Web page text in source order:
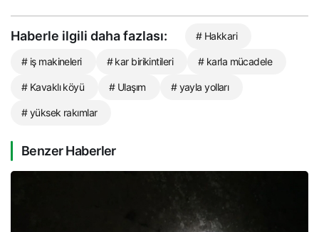
Haberle ilgili daha fazlası: # Hakkari
# iş makineleri # kar birikintileri # karla mücadele
# Kavaklı köyü # Ulaşım # yayla yolları
# yüksek rakımlar
Benzer Haberler